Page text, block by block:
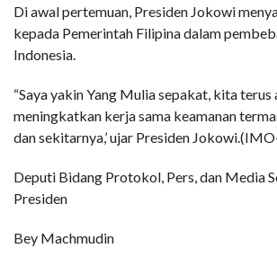
Di awal pertemuan, Presiden Jokowi
kepada Pemerintah Filipina dalam
Indonesia.
“Saya yakin Yang Mulia sepakat, kita terus
meningkatkan kerja sama keamanan
dan sekitarnya,’ ujar Presiden
Deputi Bidang Protokol, Pers, dan Media
Presiden
Bey Machmudin